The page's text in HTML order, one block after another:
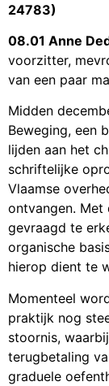
24783)
08.01 Anne
voorzitter,
van een paar
Midden
Beweging, een
lijden aan het
schriftelijke
Vlaamse
ontvangen. Met
gevraagd te
organische
hierop dient te
Momenteel
praktijk nog
stoornis,
terugbetaling
graduele